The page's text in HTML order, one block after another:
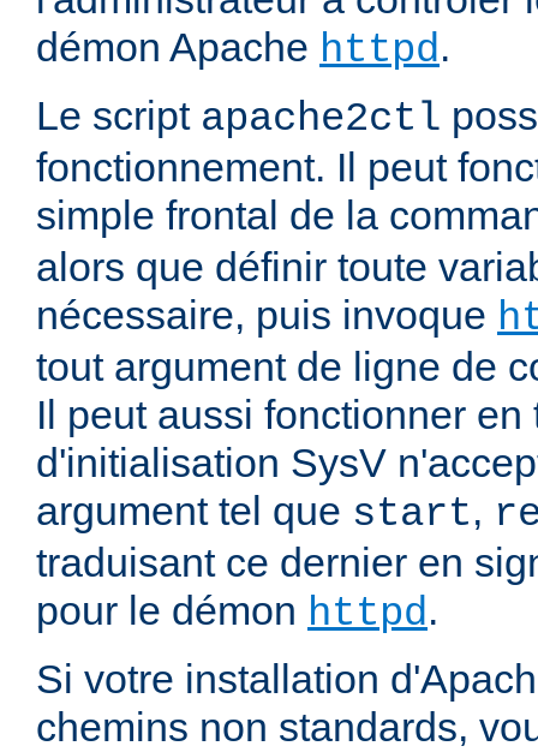
démon Apache httpd.
Le script apache2ctl
fonctionnement. Il peut
simple frontal de la
alors que définir toute
nécessaire, puis invoque
tout argument de ligne de
Il peut aussi fonctionner en
d'initialisation SysV
argument tel que start,
traduisant ce dernier en
pour le démon httpd.
Si votre installation
chemins non standards,